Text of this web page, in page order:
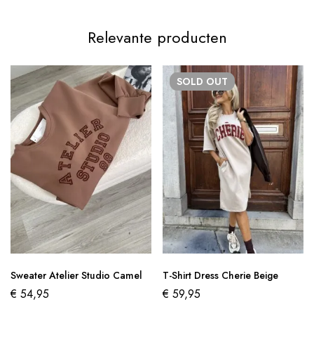
Relevante producten
Sweater Atelier Studio Camel
€ 54,95
SOLD OUT
T-Shirt Dress Cherie Beige
€ 59,95